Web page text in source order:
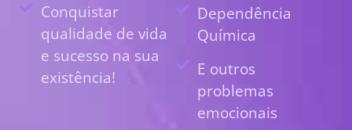
Conquistar
qualidade de vida
e sucesso na sua
existência!
Dependência
Química
E outros
problemas
emocionais